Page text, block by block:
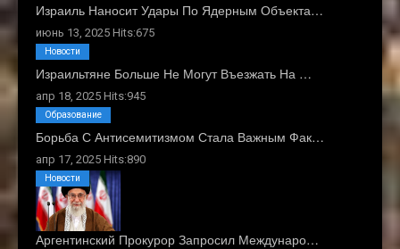
Израиль Наносит Удары По Ядерным Объекта…
июнь 13, 2025 Hits:675
Израильтяне Больше Не Могут Въезжать На …
апр 18, 2025 Hits:945
Новости
Борьба С Антисемитизмом Стала Важным Фак…
апр 17, 2025 Hits:890
Образование
Аргентинский Прокурор Запросил Междунаро…
Новости